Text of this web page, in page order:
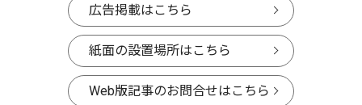
広告掲載はこちら
紙面の設置場所はこちら
Web版記事のお問合せはこちら